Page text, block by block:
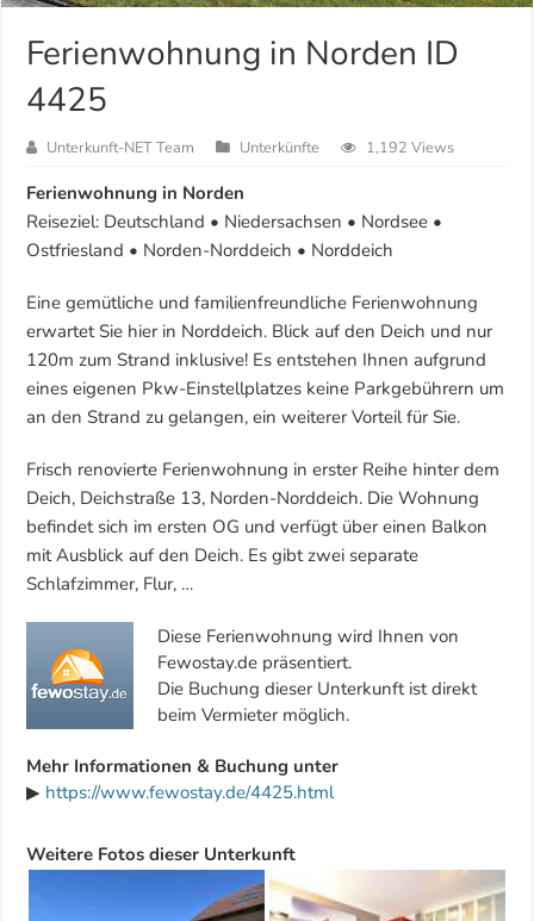
Ferienwohnung in Norden ID
4425
Unterkunft-NET Team Unterkünfte 1,192 Views
Ferienwohnung in Norden
Reiseziel: Deutschland • Niedersachsen • Nordsee •
Ostfriesland • Norden-Norddeich • Norddeich
Eine gemütliche und familienfreundliche Ferienwohnung
erwartet Sie hier in Norddeich. Blick auf den Deich und nur
120m zum Strand inklusive! Es entstehen Ihnen aufgrund
eines eigenen Pkw-Einstellplatzes keine Parkgebührern um
an den Strand zu gelangen, ein weiterer Vorteil für Sie.
Frisch renovierte Ferienwohnung in erster Reihe hinter dem
Deich, Deichstraße 13, Norden-Norddeich. Die Wohnung
befindet sich im ersten OG und verfügt über einen Balkon
mit Ausblick auf den Deich. Es gibt zwei separate
Schlafzimmer, Flur, …
Diese Ferienwohnung wird Ihnen von
Fewostay.de präsentiert.
Die Buchung dieser Unterkunft ist direkt
beim Vermieter möglich.
Mehr Informationen & Buchung unter
▶ https://www.fewostay.de/4425.html
Weitere Fotos dieser Unterkunft